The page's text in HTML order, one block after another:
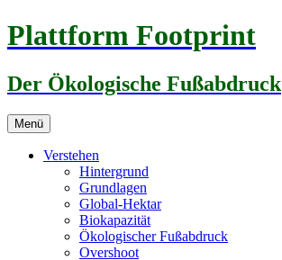
Zum
Inhalt
Plattform Footprint
Der Ökologische Fußabdruck
Menü
Verstehen
Hintergrund
Grundlagen
Global-Hektar
Biokapazität
Ökologischer Fußabdruck
Overshoot